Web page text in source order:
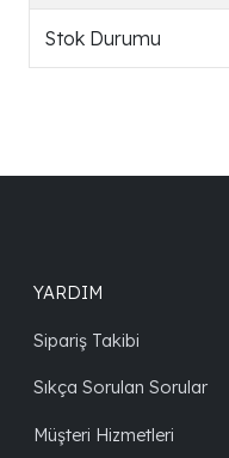
Stok Durumu
YARDIM
Sipariş Takibi
Sıkça Sorulan Sorular
Müşteri Hizmetleri